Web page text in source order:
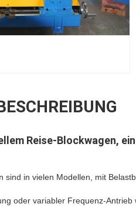
Reise-Blockwagen,
in vielen Modellen, mit
oder variabler Frequenz-Antrieb